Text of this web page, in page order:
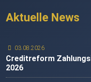
Aktuelle News
03.08.2026
Creditreform
2026